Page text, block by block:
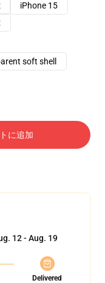
iPhone 15
soft shell
に追加
12 - Aug. 19
Delivered